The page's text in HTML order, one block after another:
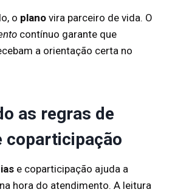
o plano vira parceiro de vida. O
contínuo garante que
a orientação certa no
as regras de
coparticipação
e coparticipação ajuda a
hora do atendimento. A leitura